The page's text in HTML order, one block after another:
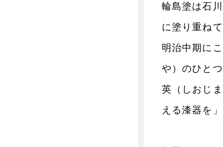
輪島塗は石
に塗り重ね
明治中期に
や）のひと
英（しおじ
える漆器を